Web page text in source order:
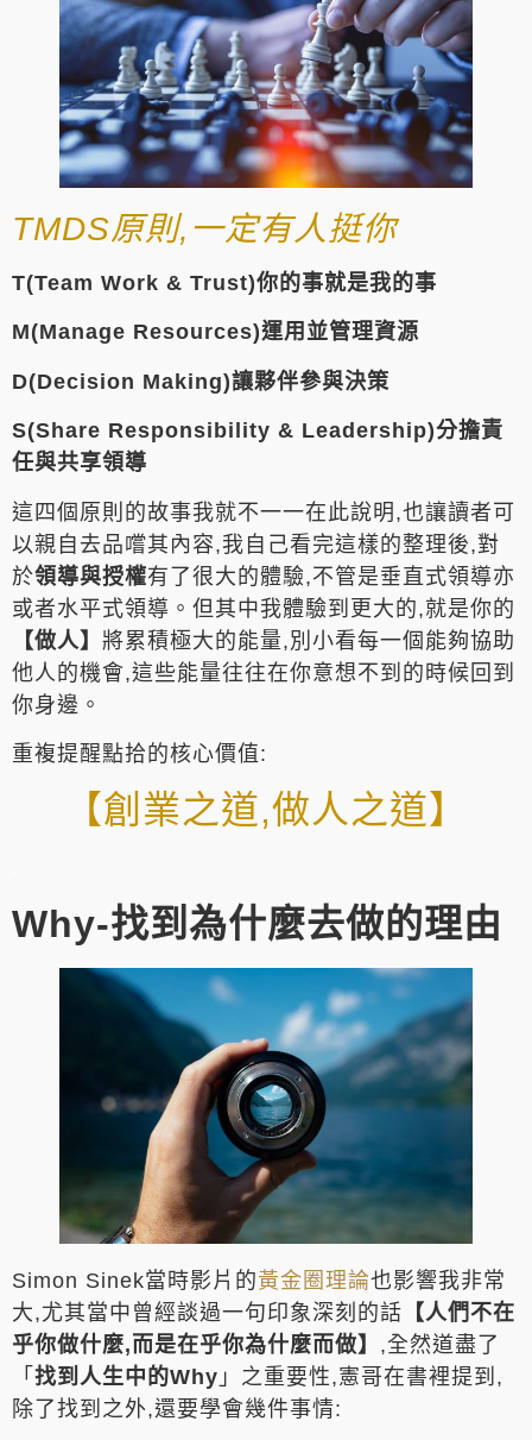
TMDS原則,一定有人挺你
T(Team Work & Trust)你的事就是我的事
M(Manage Resources)運用並管理資源
D(Decision Making)讓夥伴參與決策
S(Share Responsibility & Leadership)分擔責
任與共享領導
這四個原則的故事我就不一一在此說明,也讓讀者可
以親自去品嚐其內容,我自己看完這樣的整理後,對
於領導與授權有了很大的體驗,不管是垂直式領導亦
或者水平式領導。但其中我體驗到更大的,就是你的
【做人】 將累積極大的能量,別小看每一個能夠協助
他人的機會,這些能量往往在你意想不到的時候回到
你身邊。
重複提醒點拾的核心價值:
【創業之道,做人之道】
Why-找到為什麼去做的理由
Simon Sinek當時影片的黃金圈理論也影響我非常
大,尤其當中曾經談過一句印象深刻的話 【人們不在
乎你做什麼,而是在乎你為什麼而做】 ,全然道盡了
「 找到人生中的Why 」之重要性,憲哥在書裡提到,
除了找到之外,還要學會幾件事情: